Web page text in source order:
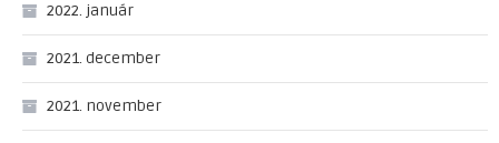
2022. január
2021. december
2021. november